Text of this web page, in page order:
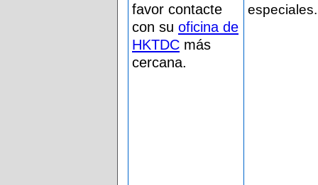
favor contacte
con su oficina de
HKTDC más
cercana.
especiales.